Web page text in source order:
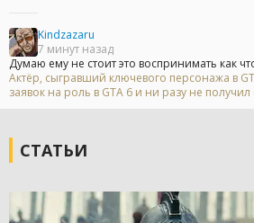
Kindzazaru
7 минут назад
Думаю ему не стоит это воспринимать как
Актёр, сыгравший ключевого персонажа в
заявок на роль в GTA 6 и ни разу не получил
СТАТЬИ